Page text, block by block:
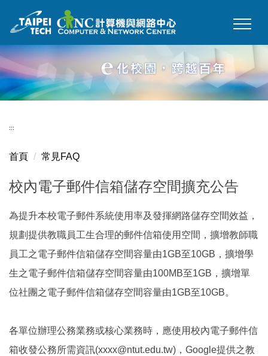
到
要
內
容
區
:::
首頁 常見FAQ
校內電子郵件信箱儲存空間擴充公告
為提升本校電子郵件系統使用率及發揮網路儲存空間效益，
規劃提供教職員工生合理的郵件信箱使用空間，擴增教師職
員工之電子郵件信箱儲存空間容量由1GB至10GB，擴增學
生之電子郵件信箱儲存空間容量由100MB至1GB，擴增單
位社團之電子郵件信箱儲存空間容量由1GB至10GB。
各單位辦理公務業務或核心業務時，應使用校內電子郵件信
箱收發公務所需資訊(xxxx@ntut.edu.tw)，Google提供之教